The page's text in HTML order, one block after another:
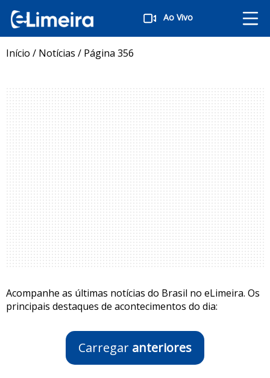
Ao Vivo
Início / Notícias / Página 356
Acompanhe as últimas notícias do Brasil no eLimeira. Os
principais destaques de acontecimentos do dia:
Carregar anteriores